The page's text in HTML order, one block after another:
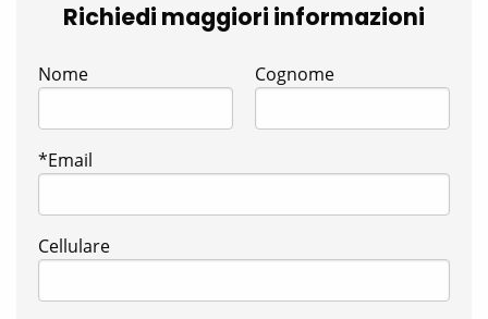
Richiedi maggiori informazioni
Nome Cognome
*Email
Cellulare